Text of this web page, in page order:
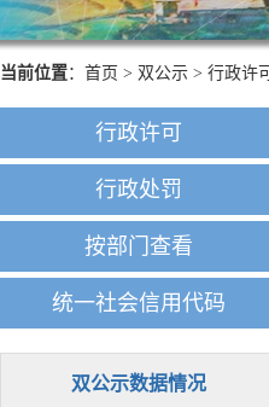
当前位置： 首页 > 双公示 > 行政许可
行政许可
行政处罚
按部门查看
统一社会信用代码
双公示数据情况